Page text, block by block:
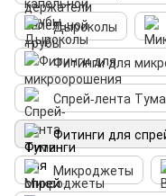
Дыроколы
Фитинги для
Спрей-лента
Фитинги для
Микроджеты